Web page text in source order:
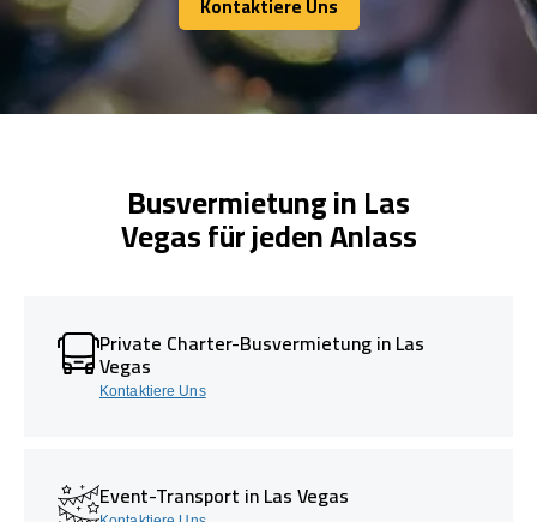
Kontaktiere Uns
Busvermietung in Las
Vegas für jeden Anlass
Private Charter-Busvermietung in Las
Vegas
Kontaktiere Uns
Event-Transport in Las Vegas